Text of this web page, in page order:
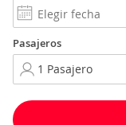
Pasajeros